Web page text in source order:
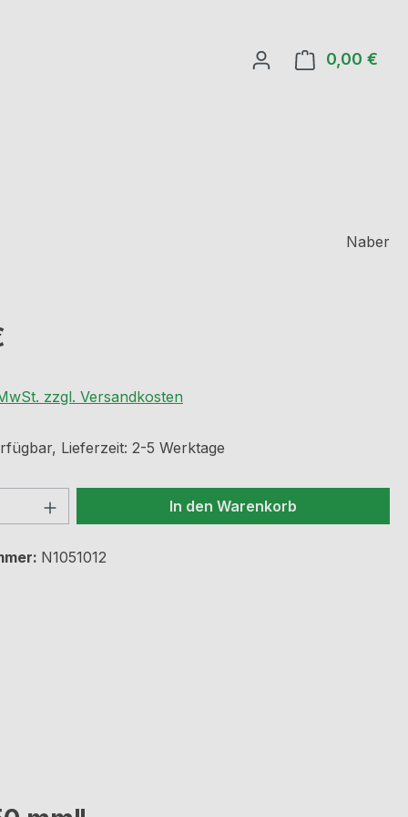
0,00 €
Naber
zzgl. Versandkosten
Lieferzeit: 2-5 Werktage
Anzahl: Gib den gewünschten Wert
In den Warenkorb
N1051012